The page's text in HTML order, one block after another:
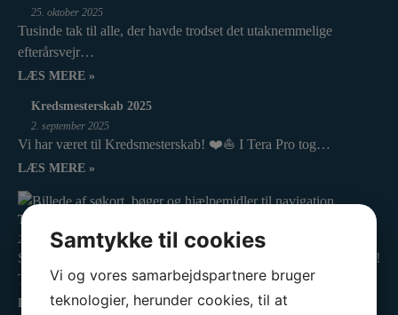
25. oktober 2025
Tusinde tak til alle, der havde trodset det utaknemmelige
efterårsvejr…
LÆS MERE »
Kredsmesterskab 2025
2. september 2025
Vi har været til Kredsmesterskab! ❤️⛵ I Tera Pro tog…
LÆS MERE »
Tilmelding til teoretisk duelighedsbevis er åben
20. august 2025
Så er tilmeldingen til vinterens Teoretiske Duelighedsbevis åben!
Tag en…
LÆS MERE »
Samtykke til cookies
Vi og vores samarbejdspartnere bruger
teknologier, herunder cookies, til at